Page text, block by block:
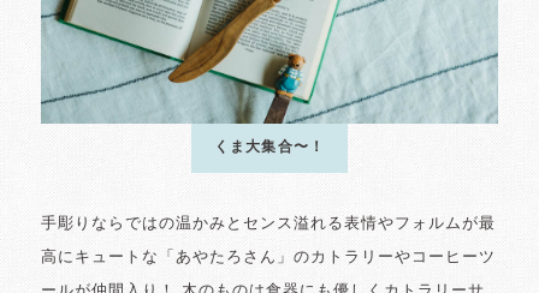
くま大集合〜！
手彫りならではの温かみとセンス溢れる表情やフォルムが最
高にキュートな「あやたろさん」のカトラリーやコーヒーツ